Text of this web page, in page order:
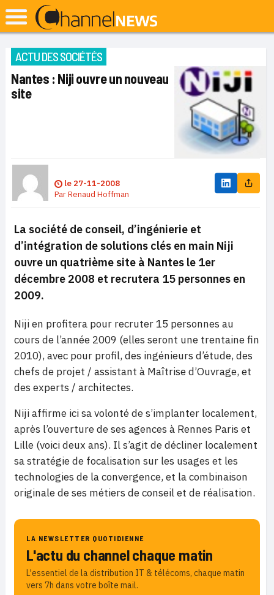
ACTU DES SOCIÉTÉS
Nantes : Niji ouvre un nouveau
site
le 27-11-2008
ParRenaud Hoffman
La société de conseil, d’ingénierie et
d’intégration de solutions clés en main Niji
ouvre un quatrième site à Nantes le 1er
décembre 2008 et recrutera 15 personnes en
2009.
Niji en profitera pour recruter 15 personnes au
cours de l’année 2009 (elles seront une trentaine fin
2010), avec pour profil, des ingénieurs d’étude, des
chefs de projet / assistant à Maîtrise d’Ouvrage, et
des experts / architectes.
Niji affirme ici sa volonté de s’implanter localement,
après l’ouverture de ses agences à Rennes Paris et
Lille (voici deux ans). Il s’agit de décliner localement
sa stratégie de focalisation sur les usages et les
technologies de la convergence, et la combinaison
originale de ses métiers de conseil et de réalisation.
LA NEWSLETTER QUOTIDIENNE
L'actu du channel chaque matin
L'essentiel de la distribution IT & télécoms, chaque matin
vers 7h dans votre boîte mail.